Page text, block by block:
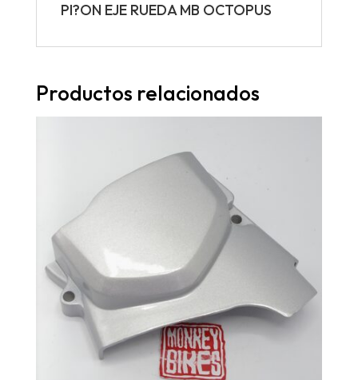
PI?ON EJE RUEDA MB OCTOPUS
Productos relacionados